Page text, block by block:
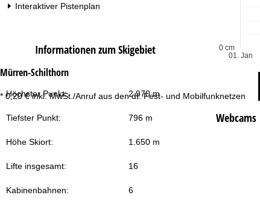
* 0,20 € inkl. MwSt./Anruf aus den dt. Fest- und Mobilfunknetzen
Interaktiver Pistenplan
Informationen zum Skigebiet
Mürren-Schilthorn
Höchster Punkt: 2.970 m
Tiefster Punkt: 796 m
Höhe Skiort: 1.650 m
Lifte insgesamt: 16
Kabinenbahnen: 6
01. Jan
0 cm
Webcams